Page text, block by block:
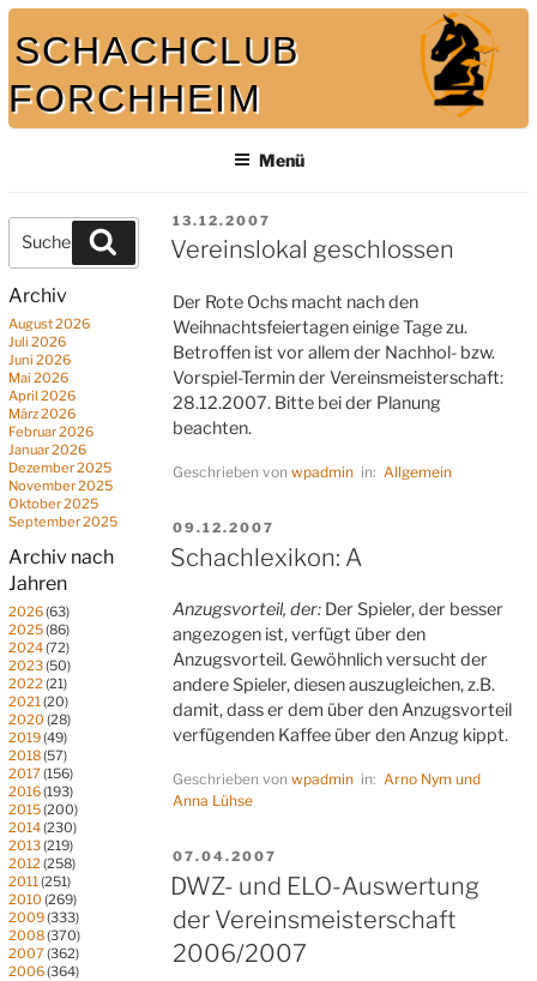
Zum
Inhalt
springen
SCHACHCLUB
FORCHHEIM
Menü
nach:
Suchen
Archiv
August 2026
Juli 2026
Juni 2026
Mai 2026
April 2026
März 2026
Februar 2026
Januar 2026
Dezember 2025
November 2025
Oktober 2025
September 2025
Archiv nach
Jahren
2026(63)
2025(86)
2024(72)
2023(50)
2022 (21)
2021 (20)
2020 (28)
2019(49)
2018(57)
2017(156)
2016(193)
2015(200)
2014(230)
2013(219)
2012 (258)
2011 (251)
2010 (269)
2009(333)
2008(370)
2007(362)
2006(364)
VERÖFFENTLICHT
AM
13.12.2007
Vereinslokal geschlossen
Der Rote Ochs macht nach den
Weihnachtsfeiertagen einige Tage zu.
Betroffen ist vor allem der Nachhol- bzw.
Vorspiel-Termin der Vereinsmeisterschaft:
28.12.2007. Bitte bei der Planung
beachten.
Geschrieben vonwpadmin in: Allgemein
VERÖFFENTLICHT
AM
09.12.2007
Schachlexikon: A
Anzugsvorteil, der: Der Spieler, der besser
angezogen ist, verfügt über den
Anzugsvorteil. Gewöhnlich versucht der
andere Spieler, diesen auszugleichen, z.B.
damit, dass er dem über den Anzugsvorteil
verfügenden Kaffee über den Anzug kippt.
Geschrieben vonwpadmin in:Arno Nym und
Anna Lühse
VERÖFFENTLICHT
AM
07.04.2007
DWZ- und ELO-Auswertung
der Vereinsmeisterschaft
2006/2007